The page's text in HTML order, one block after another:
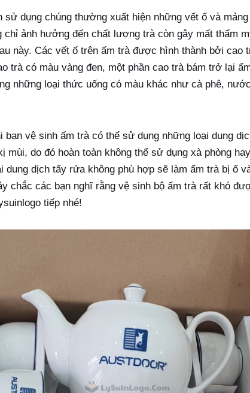
sử dụng chúng thường xuất hiện những vết ố và
ảnh hưởng đến chất lượng trà còn gây mất thẩm
này. Các vết ố trên ấm trà được hình thành bởi cao
trà có màu vàng đen, một phần cao trà bám trở lại
những loại thức uống có màu khác như cà phê,
bạn vệ sinh ấm trà có thể sử dụng những loại dung
mùi, do đó hoàn toàn không thể sử dụng xà phòng
dung dịch tẩy rửa không phù hợp sẽ làm ấm trà bị ố
chắc các bạn nghĩ rằng vệ sinh bộ ấm trà rất khó
tiếp nhé!